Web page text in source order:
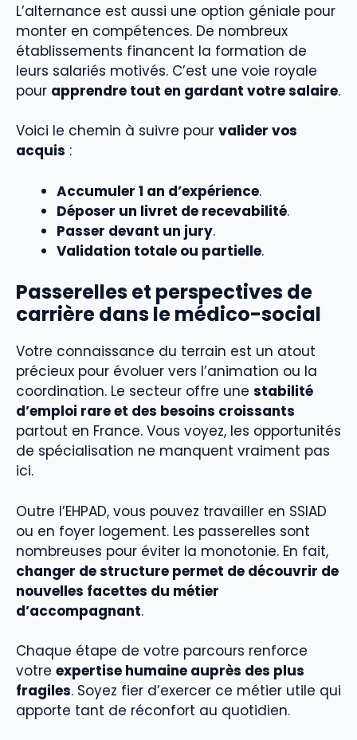
L’alternance est aussi une option géniale pour
monter en compétences. De nombreux
établissements financent la formation de
leurs salariés motivés. C’est une voie royale
pour apprendre tout en gardant votre salaire.
Voici le chemin à suivre pour valider vos
acquis :
Accumuler 1 an d’expérience.
Déposer un livret de recevabilité.
Passer devant un jury.
Validation totale ou partielle.
Passerelles et perspectives de
carrière dans le médico-social
Votre connaissance du terrain est un atout
précieux pour évoluer vers l’animation ou la
coordination. Le secteur offre une stabilité
d’emploi rare et des besoins croissants
partout en France. Vous voyez, les opportunités
de spécialisation ne manquent vraiment pas
ici.
Outre l’EHPAD, vous pouvez travailler en SSIAD
ou en foyer logement. Les passerelles sont
nombreuses pour éviter la monotonie. En fait,
changer de structure permet de découvrir de
nouvelles facettes du métier
d’accompagnant.
Chaque étape de votre parcours renforce
votre expertise humaine auprès des plus
fragiles. Soyez fier d’exercer ce métier utile qui
apporte tant de réconfort au quotidien.